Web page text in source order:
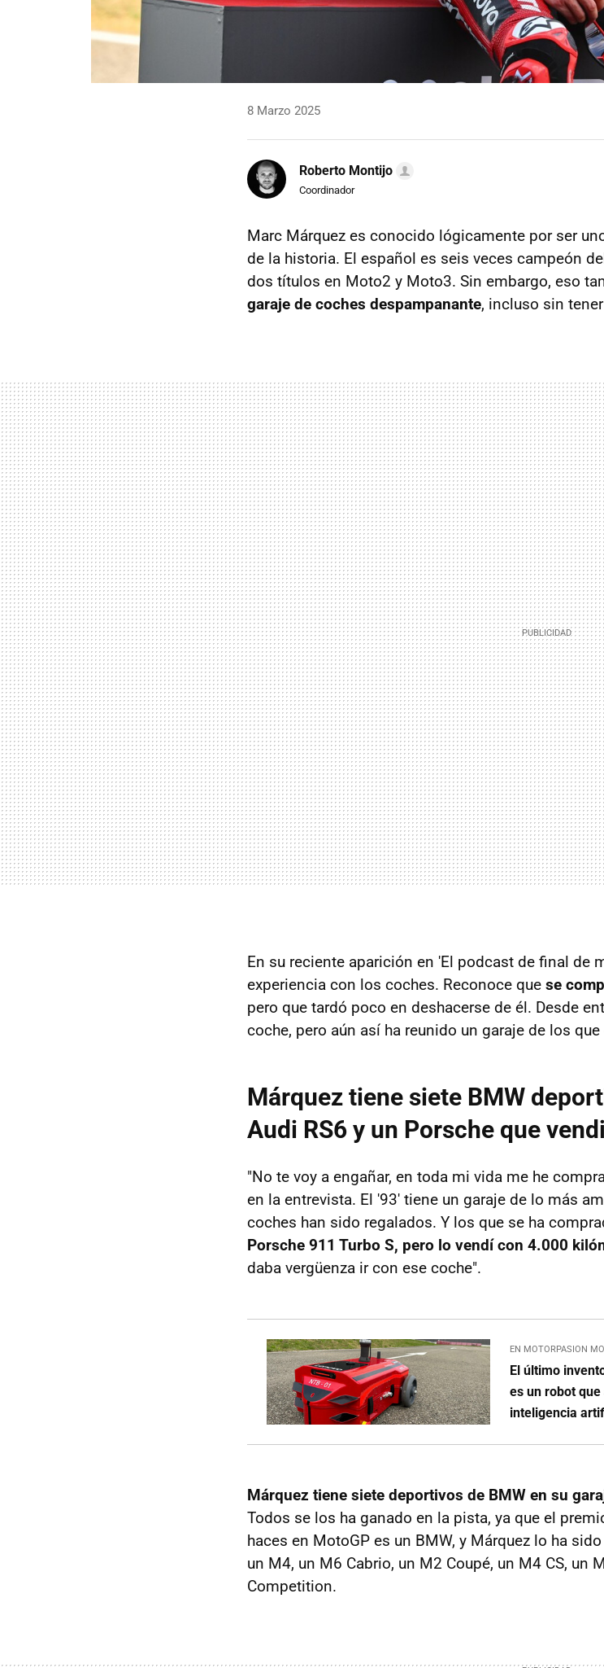
8 Marzo 2025
Roberto Montijo
Coordinador
Marc Márquez es conocido lógicamente por ser
de la historia. El español es seis veces campeón
dos títulos en Moto2 y Moto3. Sin embargo, eso
garaje de coches despampanante, incluso sin
En su reciente aparición en 'El podcast de final de
experiencia con los coches. Reconoce que se
pero que tardó poco en deshacerse de él. Desde
coche, pero aún así ha reunido un garaje de los
Márquez tiene siete BMW
Audi RS6 y un Porsche que
"No te voy a engañar, en toda mi vida me he
en la entrevista. El '93' tiene un garaje de lo más
coches han sido regalados. Y los que se ha
Porsche 911 Turbo S, pero lo vendí con 4.000
daba vergüenza ir con ese coche".
EN MOTORPASION
El último
es un robot
inteligencia
Márquez tiene siete deportivos de BMW en su
Todos se los ha ganado en la pista, ya que el
haces en MotoGP es un BMW, y Márquez lo ha
un M4, un M6 Cabrio, un M2 Coupé, un M4 CS, un
Competition.